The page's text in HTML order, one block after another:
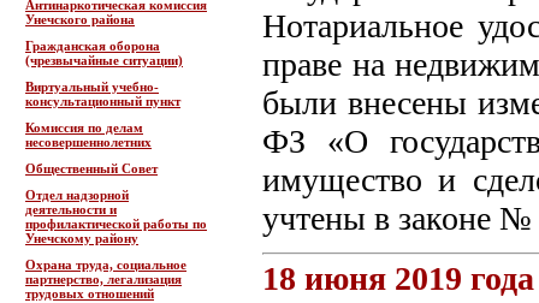
Антинаркотическая комиссия
Унечского района
Гражданская оборона
(чрезвычайные ситуации)
Виртуальный учебно-
консультационный пункт
Комиссия по делам
несовершеннолетних
Общественный Совет
Отдел надзорной
деятельности и
профилактической работы по
Унечскому району
Охрана труда, социальное
партнерство, легализация
трудовых отношений
Нотариальное
праве на
были внесены
ФЗ «О
имущество и
учтены в законе
18 июня 2019 года